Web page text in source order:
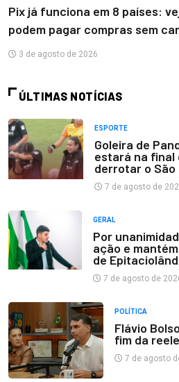
Pix já funciona em 8 países:
podem pagar compras sem
3 de agosto de 2026
ÚLTIMAS NOTÍCIAS
ESPORTE
Goleira de
estará na final
derrotar o São
7 de agosto de
GERAL
Por
ação e
de
7 de agosto de
POLÍTICA
Flávio
fim da
7 de agosto